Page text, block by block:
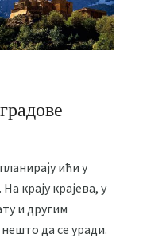
ићи у
крају крајева, у
и другим
да се уради.